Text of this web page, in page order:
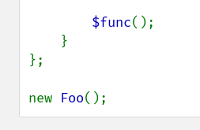
$func();
};
new Foo();